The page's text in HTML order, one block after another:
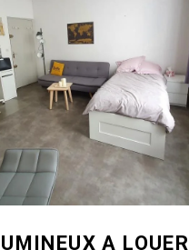
A LOUER